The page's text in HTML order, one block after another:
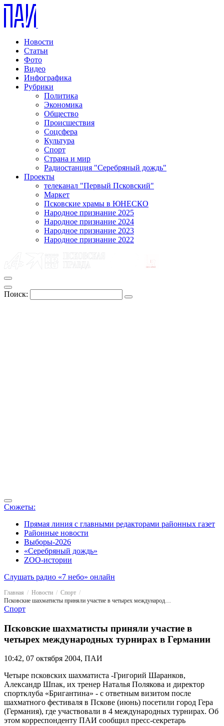
Новости
Статьи
Фото
Видео
Инфографика
Рубрики
Политика
Экономика
Общество
Происшествия
Соцсфера
Культура
Спорт
Страна и мир
Радиостанция "Серебряный дождь"
Проекты
телеканал "Первый Псковский"
Маркет
Псковские храмы в ЮНЕСКО
Народное признание 2025
Народное признание 2024
Народное признание 2023
Народное признание 2022
Поиск:
Сюжеты:
Прямая линия с главными редакторами районных газет
Районные новости
Выборы-2026
«Серебряный дождь»
ZOO-истории
Слушать радио «7 небо» онлайн
Главная Новости
Спорт
Псковские шахматисты приняли участие в четырех международных турнирах в Германии
Спорт
Псковские шахматисты приняли участие в
четырех международных турнирах в Германии
10:42, 07 октября 2004, ПАИ
Четыре псковских шахматиста -Григорий Шаранков,
Александр Шпак, их тренер Наталья Полякова и директор
спортклуба «Бригантина» - с ответным визитом после
шахматного фестиваля в Пскове (июнь) посетили город Гера
(Германия), где участвовали в 4 международных турнирах. Об
этом корреспонденту ПАИ сообщил пресс-секретарь